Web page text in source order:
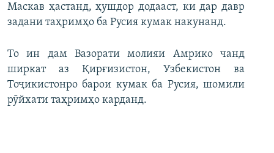
Маскав ҳастанд, ҳушдор додааст, ки дар давр
задани таҳримҳо ба Русия кумак накунанд.
То ин дам Вазорати молияи Амрико чанд
ширкат аз Қирғизистон, Узбекистон ва
Тоҷикистонро барои кумак ба Русия, шомили
рӯйхати таҳримҳо карданд.